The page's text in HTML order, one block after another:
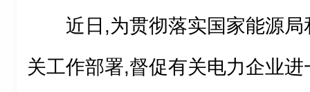
近日,为贯彻落实国家能源
关工作部署,督促有关电力企业